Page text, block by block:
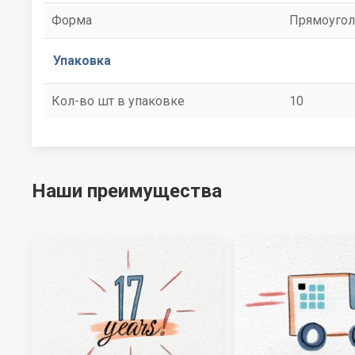
Форма
Упаковка
Кол-во шт в упаковке 10
Наши преимущества